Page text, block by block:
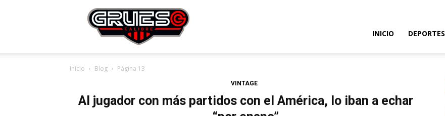
INICIO DEPORTES
Inicio Blog Página 13
VINTAGE
Al jugador con más partidos con el América, lo iban a echar